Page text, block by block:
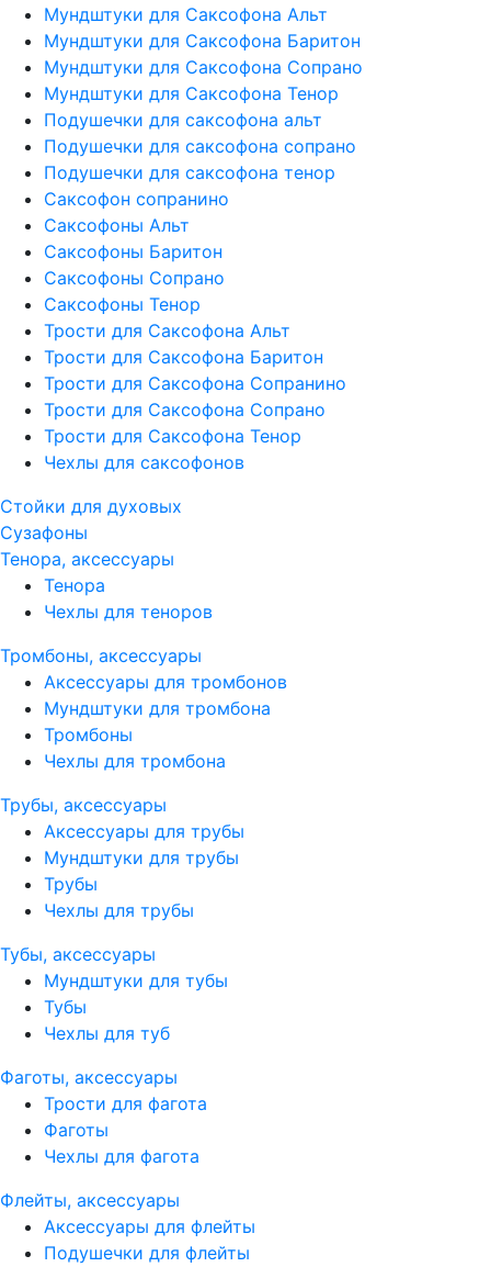
Мундштуки для Саксофона Альт
Мундштуки для Саксофона Баритон
Мундштуки для Саксофона Сопрано
Мундштуки для Саксофона Тенор
Подушечки для саксофона альт
Подушечки для саксофона сопрано
Подушечки для саксофона тенор
Саксофон сопранино
Саксофоны Альт
Саксофоны Баритон
Саксофоны Сопрано
Саксофоны Тенор
Трости для Саксофона Альт
Трости для Саксофона Баритон
Трости для Саксофона Сопранино
Трости для Саксофона Сопрано
Трости для Саксофона Тенор
Чехлы для саксофонов
Стойки для духовых
Сузафоны
Тенора, аксессуары
Тенора
Чехлы для теноров
Тромбоны, аксессуары
Аксессуары для тромбонов
Мундштуки для тромбона
Тромбоны
Чехлы для тромбона
Трубы, аксессуары
Аксессуары для трубы
Мундштуки для трубы
Трубы
Чехлы для трубы
Тубы, аксессуары
Мундштуки для тубы
Тубы
Чехлы для туб
Фаготы, аксессуары
Трости для фагота
Фаготы
Чехлы для фагота
Флейты, аксессуары
Аксессуары для флейты
Подушечки для флейты